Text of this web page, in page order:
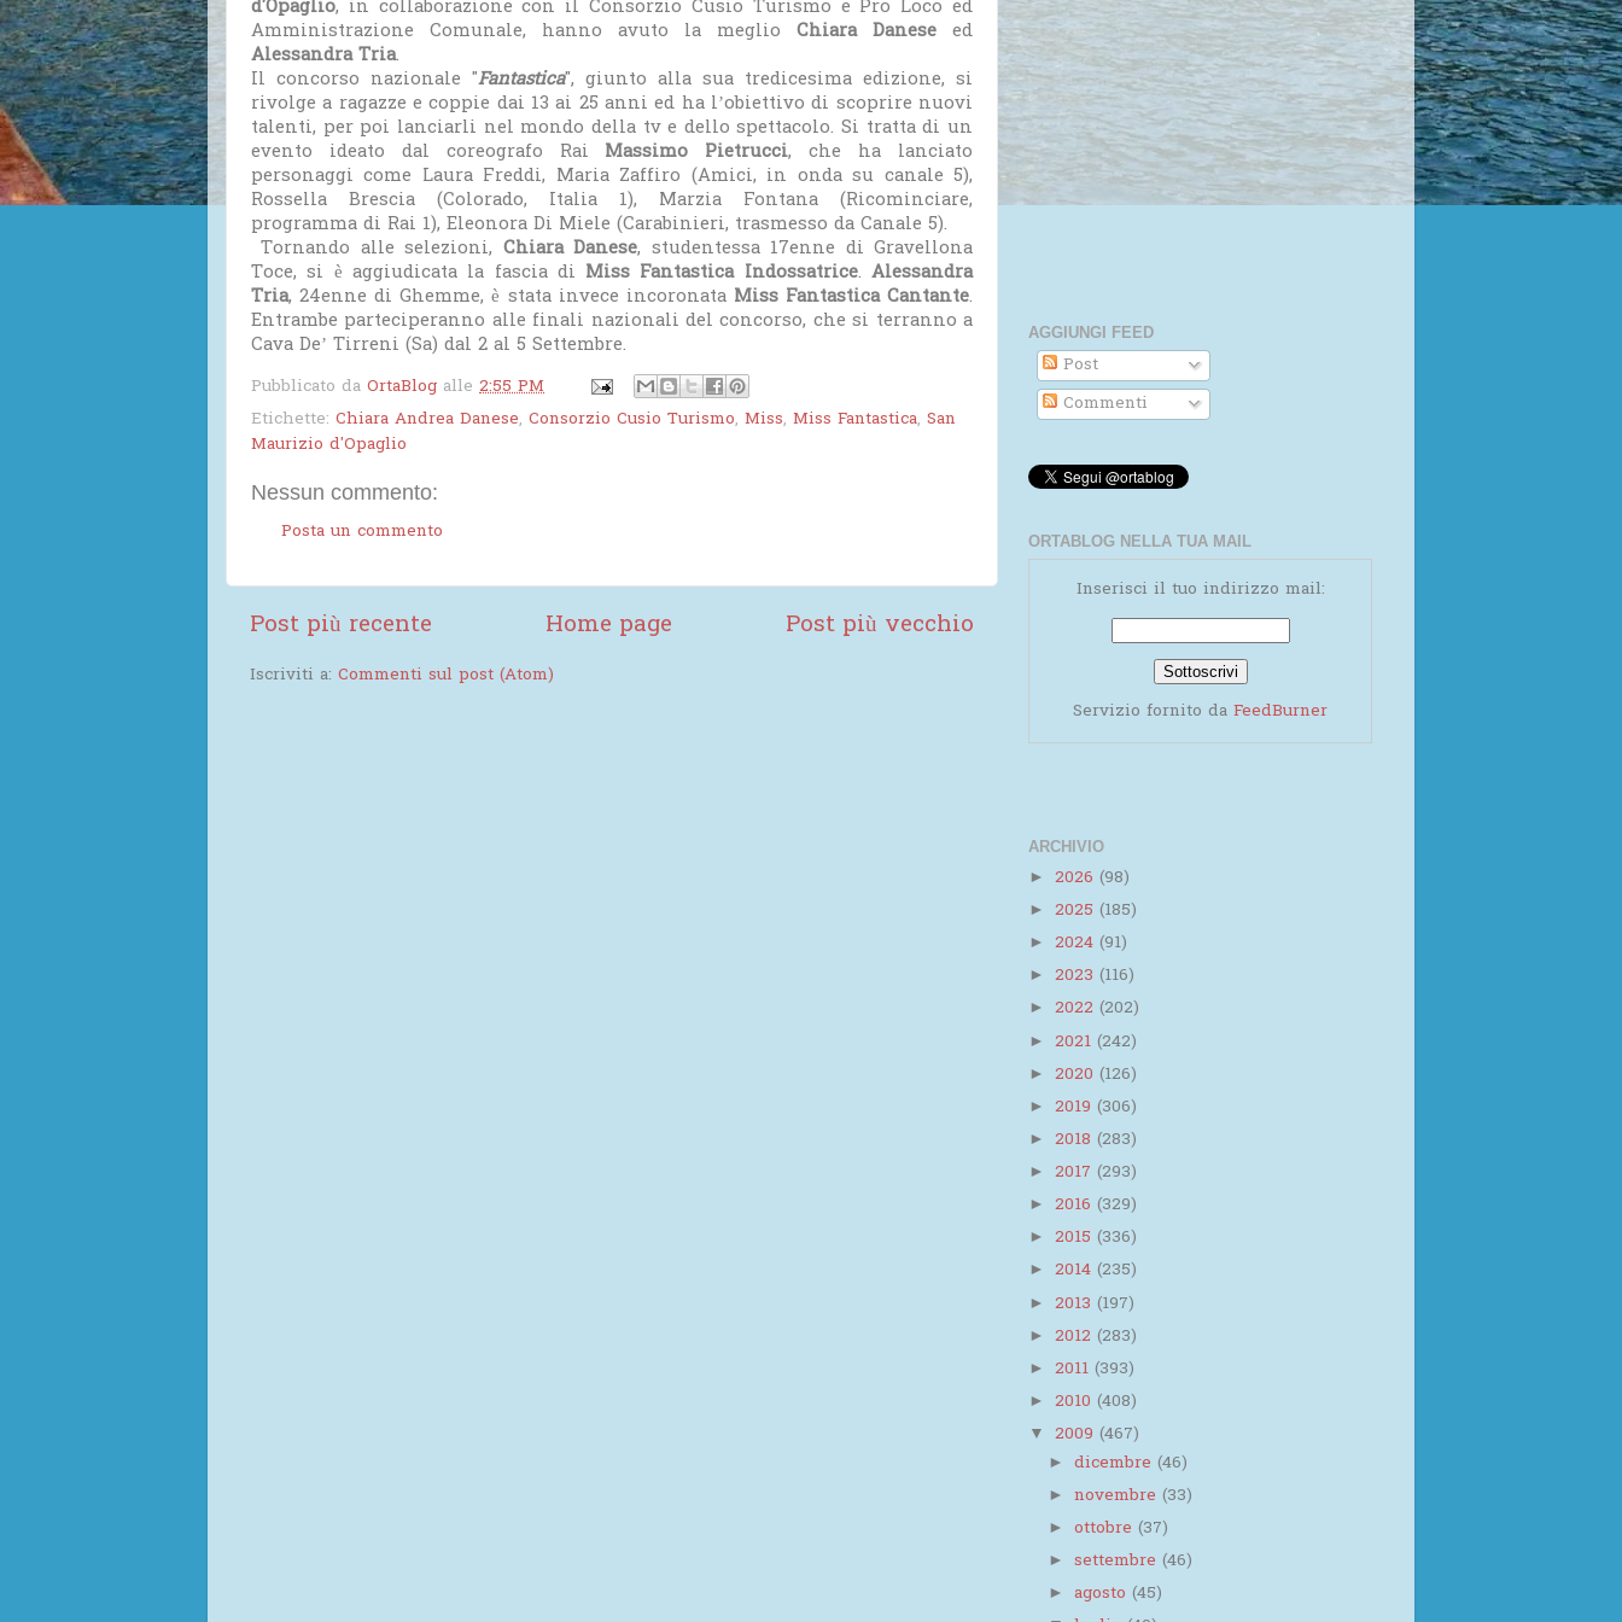
d'Opaglio, in collaborazione con il Consorzio Cusio Turismo e Pro Loco ed
Amministrazione Comunale, hanno avuto la meglio Chiara Danese ed
Alessandra Tria.
Il concorso nazionale "Fantastica", giunto alla sua tredicesima edizione, si
rivolge a ragazze e coppie dai 13 ai 25 anni ed ha l’obiettivo di scoprire nuovi
talenti, per poi lanciarli nel mondo della tv e dello spettacolo. Si tratta di un
evento ideato dal coreografo Rai Massimo Pietrucci, che ha lanciato
personaggi come Laura Freddi, Maria Zaffiro (Amici, in onda su canale 5),
Rossella Brescia (Colorado, Italia 1), Marzia Fontana (Ricominciare,
programma di Rai 1), Eleonora Di Miele (Carabinieri, trasmesso da Canale 5).
Tornando alle selezioni, Chiara Danese, studentessa 17enne di Gravellona
Toce, si è aggiudicata la fascia di Miss Fantastica Indossatrice.Alessandra
Tria, 24enne di Ghemme, è stata invece incoronata Miss Fantastica Cantante.
Entrambe parteciperanno alle finali nazionali del concorso, che si terranno a
Cava De’ Tirreni (Sa) dal 2 al 5 Settembre.
Pubblicato da OrtaBlog alle 2:55 PM
Etichette: Chiara Andrea Danese, Consorzio Cusio Turismo, Miss, Miss Fantastica, San
Maurizio d'Opaglio
Nessun commento:
Posta un commento
Post più recente Post più vecchio
Home page
Iscriviti a: Commenti sul post (Atom)
AGGIUNGI FEED
Post
Commenti
ORTABLOG NELLA TUA MAIL
Inserisci il tuo indirizzo mail:
Servizio fornito da FeedBurner
ARCHIVIO
► 2026 (98)
► 2025 (185)
► 2024 (91)
► 2023 (116)
► 2022 (202)
► 2021 (242)
► 2020 (126)
► 2019 (306)
► 2018 (283)
► 2017 (293)
► 2016 (329)
► 2015 (336)
► 2014 (235)
► 2013 (197)
► 2012 (283)
► 2011 (393)
► 2010 (408)
▼ 2009 (467)
►dicembre(46)
►novembre(33)
►ottobre(37)
►settembre(46)
►agosto(45)